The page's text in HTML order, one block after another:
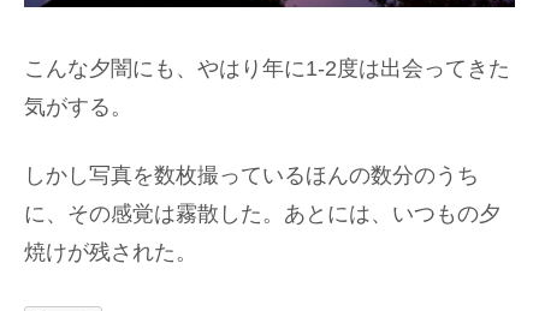
こんな夕闇にも、やはり年に1-2度は出会ってきた
気がする。
しかし写真を数枚撮っているほんの数分のうち
に、その感覚は霧散した。あとには、いつもの夕
焼けが残された。